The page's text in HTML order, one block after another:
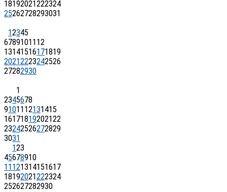
18192021222324
25262728293031
12345
6789101112
13141516171819
20212223242526
27282930
1
2345678
9101112131415
16171819202122
23242526272829
3031
123
45678910
11121314151617
18192021222324
252627282930